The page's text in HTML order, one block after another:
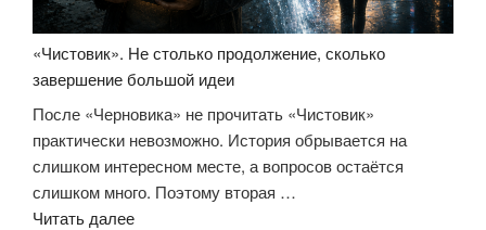
«Чистовик». Не столько продолжение, сколько
завершение большой идеи
После «Черновика» не прочитать «Чистовик»
практически невозможно. История обрывается на
слишком интересном месте, а вопросов остаётся
слишком много. Поэтому вторая …
Читать далее««Чистовик».